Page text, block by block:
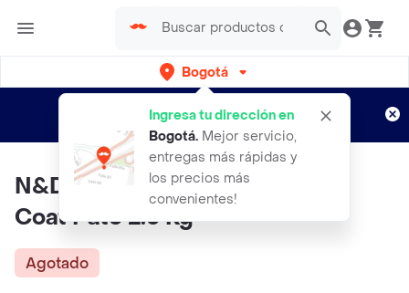
Bogotá
Ingresa tu dirección en
Bogotá. Mejor servicio,
entregas más rápidas y
los precios más
convenientes!
envíos gratis por semanas
Aplican TyC
N&D Quinoa Perro Adulto Skin
Coat Pato 2.5 Kg
Agotado